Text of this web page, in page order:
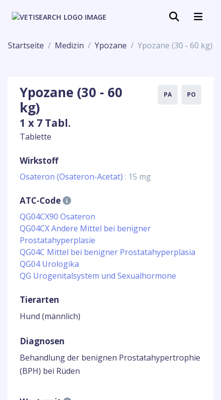
Startseite Medizin Ypozane Ypozane (30 - 60 kg)
Ypozane (30 - 60
kg)
1 x 7 Tabl.
Tablette
PA PO
Wirkstoff
Osateron (Osateron-Acetat) : 15 mg
ATC-Code
QG04CX90 Osateron
QG04CX Andere Mittel bei benigner
Prostatahyperplasie
QG04C Mittel bei benigner Prostatahyperplasia
QG04 Urologika
QG Urogenitalsystem und Sexualhormone
Tierarten
Hund (männlich)
Diagnosen
Behandlung der benignen Prostatahypertrophie
(BPH) bei Rüden